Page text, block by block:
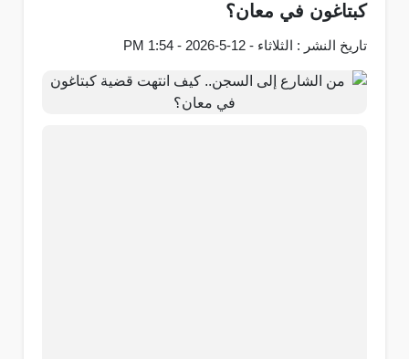
كبتاغون في معان؟
تاريخ النشر : الثلاثاء - 12-5-2026 - 1:54 PM